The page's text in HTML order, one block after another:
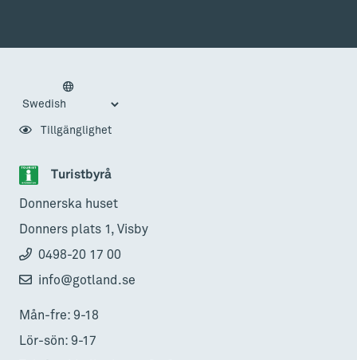
Turistbyrå
Donnerska huset
Donners plats 1, Visby
0498-20 17 00
info@gotland.se
Mån-fre: 9-18
Lör-sön: 9-17
Tillgänglighet